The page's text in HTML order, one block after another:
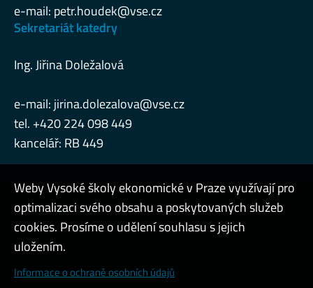
e-mail: petr.houdek@vse.cz
Sekretariát katedry
Ing. Jiřina Doležalová
e-mail: jirina.dolezalova@vse.cz
tel. +420 224 098 449
kancelář: RB 449
Konzultační hodiny
Admin
Cookies a ochrana osobních údajů
Weby Vysoké školy ekonomické v Praze využívají pro
optimalizaci svého obsahu a poskytovaných služeb
cookies. Prosíme o udělení souhlasu s jejich
uložením.
Informace o ochraně osobních údajů